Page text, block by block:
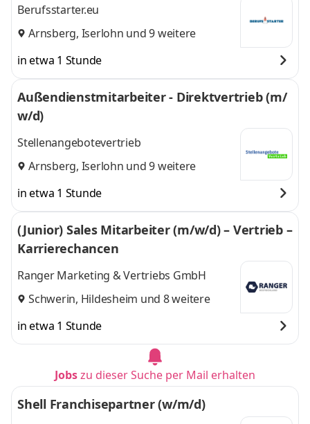
Berufsstarter.eu
Arnsberg, Iserlohn und 9 weitere
in etwa 1 Stunde
Außendienstmitarbeiter - Direktvertrieb (m/
w/d)
Stellenangebotevertrieb
Arnsberg, Iserlohn und 9 weitere
in etwa 1 Stunde
(Junior) Sales Mitarbeiter (m/w/d) – Vertrieb –
Karrierechancen
Ranger Marketing & Vertriebs GmbH
Schwerin, Hildesheim und 8 weitere
in etwa 1 Stunde
Jobszu dieser Suche per Mail erhalten
Shell Franchisepartner (w/m/d)